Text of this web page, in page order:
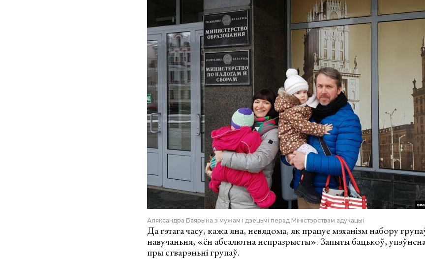
Аляксандра Баярына з мужам і дзецьмі перад Міністэрствам адукацыі
Да гэтага часу, кажа яна, невядома, як працуе мэханізм набору
навучаньня, «ён абсалютна непразрысты». Запыты бацькоў,
пры стварэньні групаў.